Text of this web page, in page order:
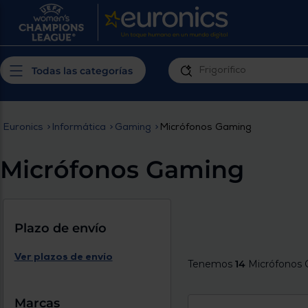
Personaliza tu
ti y con mejor plazo de entrega
Todas las categorías
Euronics > Informática > Gaming > Micrófonos Gaming
Micrófonos Gaming
Plazo de envío
Ver plazos de envío
Marcas
Tenemos 14 Micrófonos